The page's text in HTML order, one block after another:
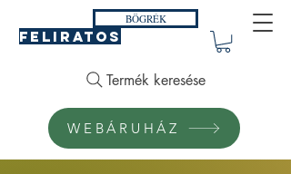
FELIRATOS
BÖGRÉK
Termék keresése
WEBÁRUHÁZ